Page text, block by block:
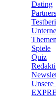
Dating
Spiele
Quiz
Unsere